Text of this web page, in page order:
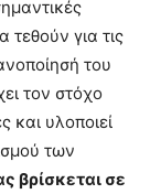
για τις
του
τον στόχο
και υλοποιεί
των
βρίσκεται σε